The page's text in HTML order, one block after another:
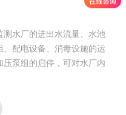
水厂的进出水流量、水池
配电设备、消毒设施的运
泵组的启停，可对水厂内